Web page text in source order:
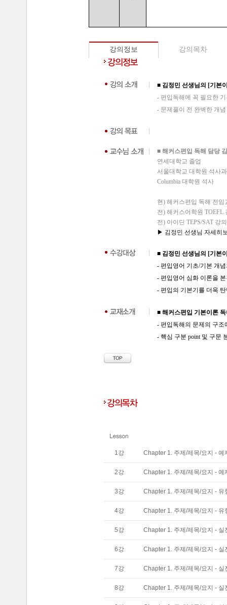
강의정보 강의목차
■ 김정민 선생님의 [기본
- 편입독해에 꼭 필요한
- 문제풀이 전 완벽한 개
■ 해커스편입 독해 담당
연세대학교 졸업
서울대학교 대학원 석사
Columbia 대학원 석사
현) 해커스편입 독해 전임
전) 해커스어학원 TOEFL
전) 아이딘 TEPS/SAT 강
▶ 김정민 선생님 자세히
■ 김정민 선생님의 [기본
- 편입영어 기초/기본 개
- 편입영어 심화 이론을
- 편입의 기본기를 더욱
■ 해커스편입 기본이론
- 편입독해의 문제의 구조
- 핵심 구분 point 및 구문
1강 Chapter 1. 주제/제목/요지 - 예
2강 Chapter 1. 주제/제목/요지 - 예
3강 Chapter 1. 주제/제목/요지 - 유
4강 Chapter 1. 주제/제목/요지 - 유
5강 Chapter 1. 주제/제목/요지 - 실
6강 Chapter 1. 주제/제목/요지 - 실
7강 Chapter 1. 주제/제목/요지 - 실
8강 Chapter 1. 주제/제목/요지 - 실